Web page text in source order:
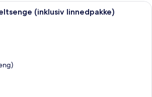
Et værelse med køjesenge, et
(inklusiv linnedpakke)